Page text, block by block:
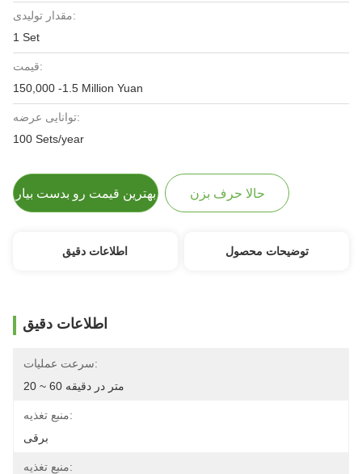
مقدار تولیدی:
1 Set
قیمت:
150,000 -1.5 Million Yuan
توانایی عرضه:
100 Sets/year
بهترین قیمت رو بدست بیار حالا حرف بزن
اطلاعات دقیق توضیحات محصول
اطلاعات دقیق
سرعت عملیات:
20 ~ 60 متر در دقیقه
منبع تغذیه:
برقی
منبع تغذیه: